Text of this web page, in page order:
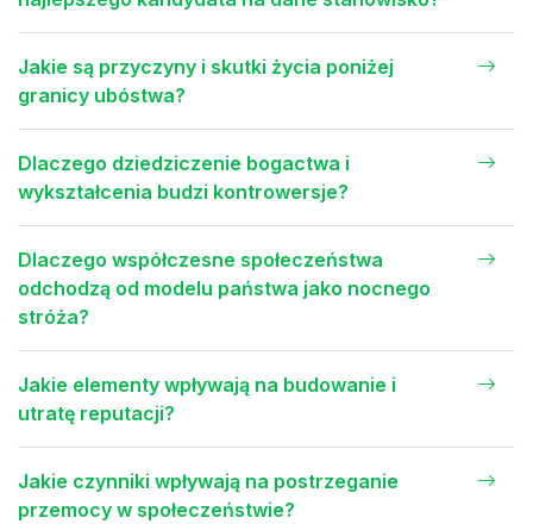
Jakie są przyczyny i skutki życia poniżej
granicy ubóstwa?
Dlaczego dziedziczenie bogactwa i
wykształcenia budzi kontrowersje?
Dlaczego współczesne społeczeństwa
odchodzą od modelu państwa jako nocnego
stróża?
Jakie elementy wpływają na budowanie i
utratę reputacji?
Jakie czynniki wpływają na postrzeganie
przemocy w społeczeństwie?